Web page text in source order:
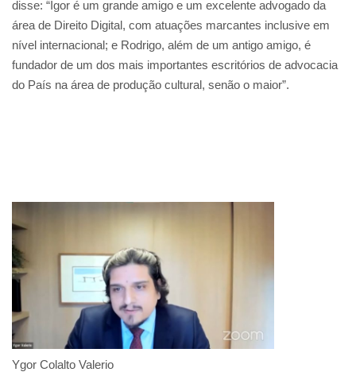
disse: “Igor é um grande amigo e um excelente advogado da
área de Direito Digital, com atuações marcantes inclusive em
nível internacional; e Rodrigo, além de um antigo amigo, é
fundador de um dos mais importantes escritórios de advocacia
do País na área de produção cultural, senão o maior”.
Ygor Colalto Valerio